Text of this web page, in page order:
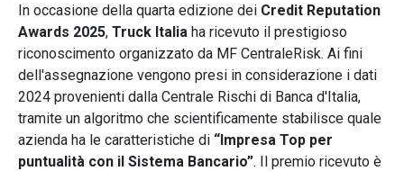
In occasione della quarta edizione dei Credit Reputation
Awards 2025, Truck Italia ha ricevuto il prestigioso
riconoscimento organizzato da MF CentraleRisk. Ai fini
dell'assegnazione vengono presi in considerazione i dati
2024 provenienti dalla Centrale Rischi di Banca d'Italia,
tramite un algoritmo che scientificamente stabilisce quale
azienda ha le caratteristiche di “Impresa Top per
puntualità con il Sistema Bancario”. Il premio ricevuto è